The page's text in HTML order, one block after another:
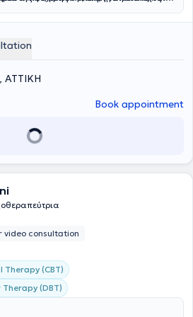
της ανθρώπινης συμπεριφοράς, του
της προσέγγιση.
ΑΤΤΙΚΗ
Book appointment
video consultation
Therapy (CBT)
(DBT)